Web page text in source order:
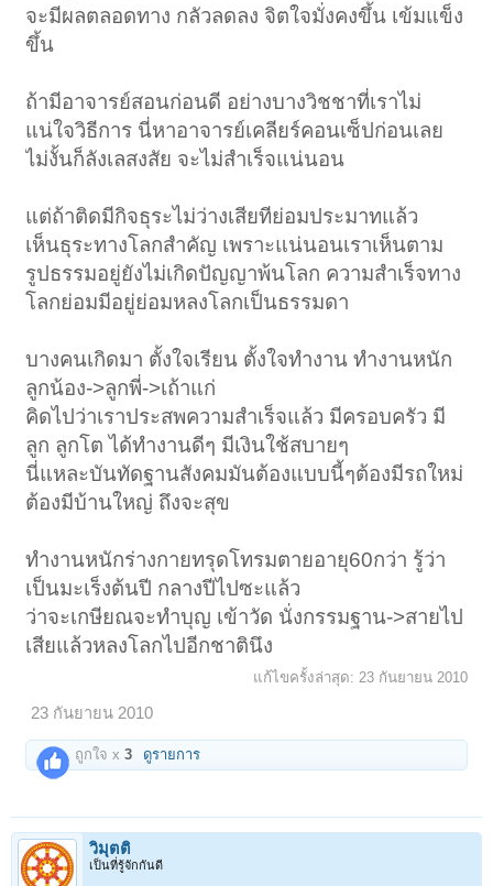
จะมีผลตลอดทาง กลัวลดลง จิตใจมั่งคงขึ้น เข้มแข็ง
ขึ้น
ถ้ามีอาจารย์สอนก่อนดี อย่างบางวิชชาที่เราไม่
แน่ใจวิธีการ นี่หาอาจารย์เคลียร์คอนเซ็ปก่อนเลย
ไม่งั้นก็ลังเลสงสัย จะไม่สำเร็จแน่นอน
แต่ถ้าติดมีกิจธุระไม่ว่างเสียทีย่อมประมาทแล้ว
เห็นธุระทางโลกสำคัญ เพราะแน่นอนเราเห็นตาม
รูปธรรมอยู่ยังไม่เกิดปัญญาพ้นโลก ความสำเร็จทาง
โลกย่อมมีอยู่ย่อมหลงโลกเป็นธรรมดา
บางคนเกิดมา ตั้งใจเรียน ตั้งใจทำงาน ทำงานหนัก
ลูกน้อง->ลูกพี่->เถ้าแก่
คิดไปว่าเราประสพความสำเร็จแล้ว มีครอบครัว มี
ลูก ลูกโต ได้ทำงานดีๆ มีเงินใช้สบายๆ
นี่แหละบันทัดฐานสังคมมันต้องแบบนี้ๆต้องมีรถใหม่
ต้องมีบ้านใหญ่ ถึงจะสุข
ทำงานหนักร่างกายทรุดโทรมตายอายุ60กว่า รู้ว่า
เป็นมะเร็งต้นปี กลางปีไปซะแล้ว
ว่าจะเกษียณจะทำบุญ เข้าวัด นั่งกรรมฐาน->สายไป
เสียแล้วหลงโลกไปอีกชาตินึง
แก้ไขครั้งล่าสุด: 23 กันยายน 2010
23 กันยายน 2010
ถูกใจ x3 ดูรายการ
วิมุตติ
เป็นที่รู้จักกันดี